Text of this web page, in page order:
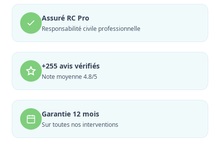
Assuré RC Pro
Responsabilité civile professionnelle
+255 avis vérifiés
Note moyenne 4.8/5
Garantie 12 mois
Sur toutes nos interventions